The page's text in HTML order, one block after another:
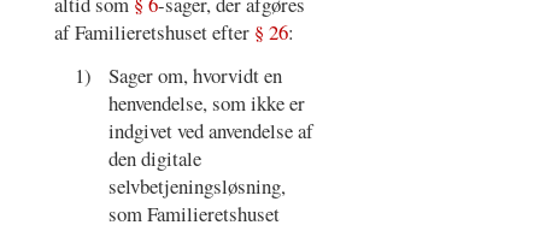
af Familieretshuset efter § 26:
1)
Sager om, hvorvidt en
henvendelse, som ikke er
indgivet ved anvendelse af
den digitale
selvbetjeningsløsning,
som Familieretshuset